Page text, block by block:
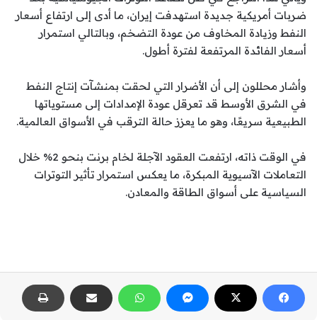
ضربات أمريكية جديدة استهدفت إيران، ما أدى إلى ارتفاع أسعار
النفط وزيادة المخاوف من عودة التضخم، وبالتالي استمرار
أسعار الفائدة المرتفعة لفترة أطول.
وأشار محللون إلى أن الأضرار التي لحقت بمنشآت إنتاج النفط
في الشرق الأوسط قد تعرقل عودة الإمدادات إلى مستوياتها
الطبيعية سريعًا، وهو ما يعزز حالة الترقب في الأسواق العالمية.
في الوقت ذاته، ارتفعت العقود الآجلة لخام برنت بنحو 2% خلال
التعاملات الآسيوية المبكرة، ما يعكس استمرار تأثير التوترات
السياسية على أسواق الطاقة والمعادن.